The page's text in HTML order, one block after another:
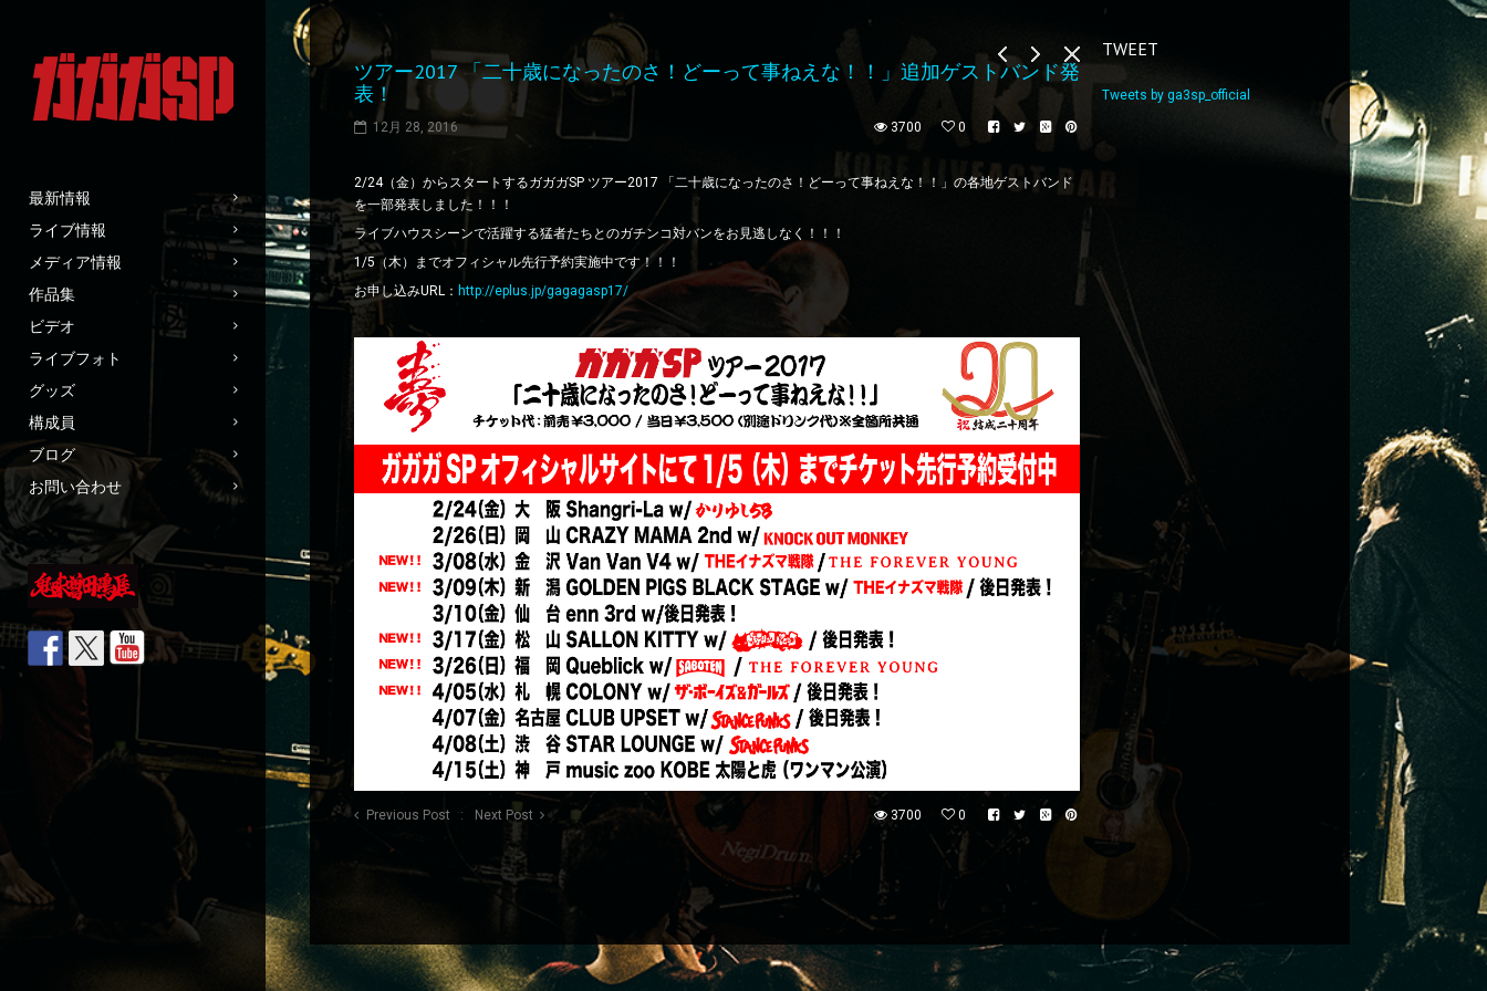
最新情報
ライブ情報
メディア情報
作品集
ビデオ
ライブフォト
グッズ
構成員
ブログ
お問い合わせ
ツアー2017 「二十歳になったのさ！どーって事ねえな！！」追加ゲストバンド発
表！
12月 28, 2016 3700 0
2/24（金）からスタートするガガガSP ツアー2017 「二十歳になったのさ！どーって事ねえな！！」の各地ゲストバンド
を一部発表しました！！！
ライブハウスシーンで活躍する猛者たちとのガチンコ対バンをお見逃しなく！！！
1/5（木）までオフィシャル先行予約実施中です！！！
お申し込みURL： http://eplus.jp/gagagasp17/
Previous Post Next Post 3700 0
TWEET
Tweets by ga3sp_official